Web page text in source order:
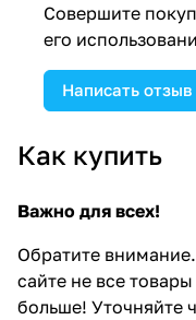
Совершите
его
Написать отзыв
Как купить
Важно для всех!
Обратите
сайте не все
больше! Уточняйте